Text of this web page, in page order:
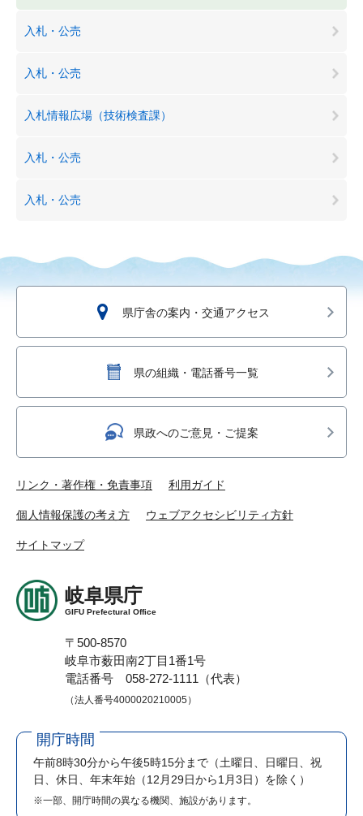
入札・公売
入札・公売
入札情報広場（技術検査課）
入札・公売
入札・公売
県庁舎の案内・交通アクセス
県の組織・電話番号一覧
県政へのご意見・ご提案
リンク・著作権・免責事項 利用ガイド
個人情報保護の考え方 ウェブアクセシビリティ方針
サイトマップ
岐阜県庁
GIFU Prefectural Office
〒500-8570
岐阜市薮田南2丁目1番1号
電話番号 058-272-1111（代表）
（法人番号4000020210005）
開庁時間
午前8時30分から午後5時15分まで （土曜日、日曜日、祝
日、休日、年末年始（12月29日から1月3日）を除く）
※一部、開庁時間の異なる機関、施設があります。